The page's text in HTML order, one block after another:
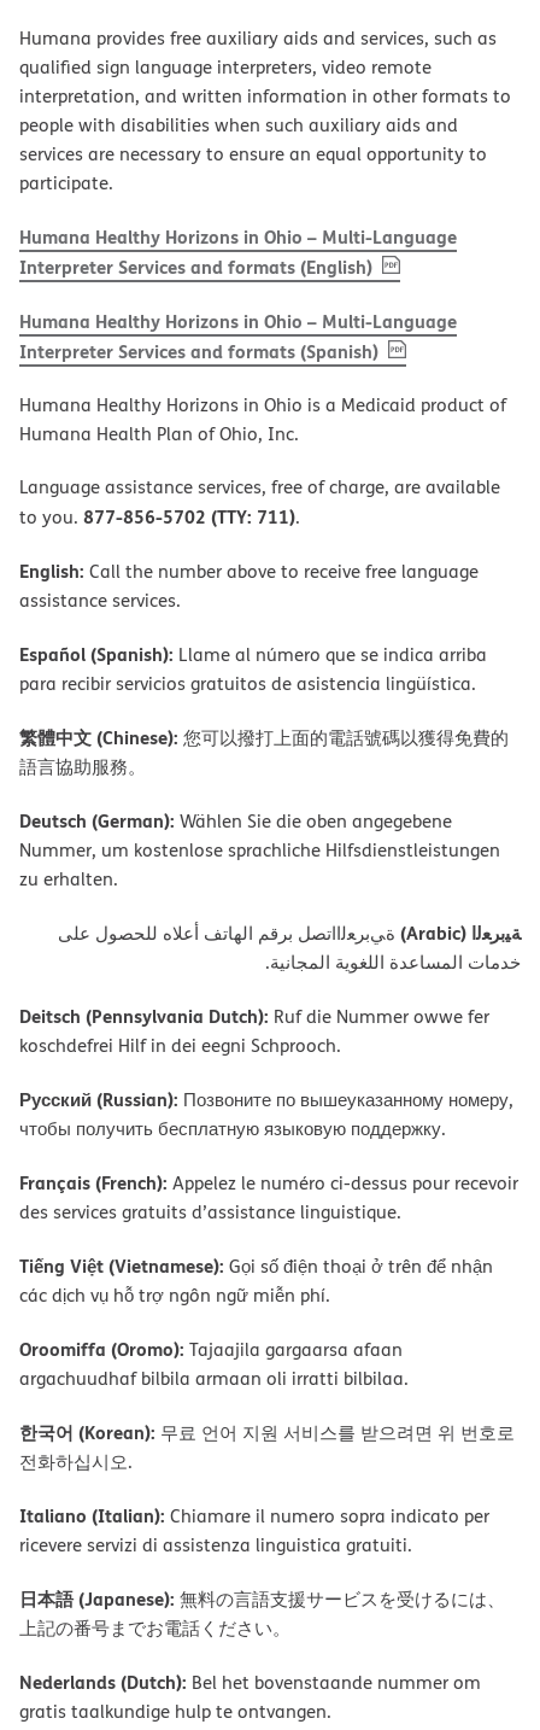
Humana provides free auxiliary aids and services, such as
qualified sign language interpreters, video remote
interpretation, and written information in other formats to
people with disabilities when such auxiliary aids and
services are necessary to ensure an equal opportunity to
participate.
Humana Healthy Horizons in Ohio – Multi-Language
Interpreter Services and formats (English), PDF(opens in new
Humana Healthy Horizons in Ohio – Multi-Language
Interpreter Services and formats (Spanish), PDF(opens in new
Humana Healthy Horizons in Ohio is a Medicaid product of
Humana Health Plan of Ohio, Inc.
Language assistance services, free of charge, are available
to you. 877-856-5702 (TTY: 711).
English: Call the number above to receive free language
assistance services.
Español (Spanish): Llame al número que se indica arriba
para recibir servicios gratuitos de asistencia lingüística.
繁體中文 (Chinese): 您可以撥打上面的電話號碼以獲得免費的
語言協助服務。
Deutsch (German): Wählen Sie die oben angegebene
Nummer, um kostenlose sprachliche Hilfsdienstleistungen
zu erhalten.
ﺔﯿﺑﺮﻌﻟا (Arabic)
ةﻲﺑﺮﻌﻟااﺗﺼﻞ ﺑﺮﻗﻢ اﻟﮭﺎﺗﻒ أﻋﻼه ﻟﻠﺤﺼﻮل ﻋﻠﻰ
ﺧﺪﻣﺎت اﻟﻤﺴﺎﻋﺪة اﻟﻠﻐﻮﯾﺔ اﻟﻤﺠﺎﻧﯿﺔ.
Deitsch (Pennsylvania Dutch): Ruf die Nummer owwe fer
koschdefrei Hilf in dei eegni Schprooch.
Русский (Russian): Позвоните по вышеуказанному номеру,
чтобы получить бесплатную языковую поддержку.
Français (French): Appelez le numéro ci-dessus pour recevoir
des services gratuits d’assistance linguistique.
Tiếng Việt (Vietnamese): Gọi số điện thoại ở trên để nhận
các dịch vụ hỗ trợ ngôn ngữ miễn phí.
Oroomiffa (Oromo): Tajaajila gargaarsa afaan
argachuudhaf bilbila armaan oli irratti bilbilaa.
한국어 (Korean): 무료 언어 지원 서비스를 받으려면 위 번호로
전화하십시오.
Italiano (Italian): Chiamare il numero sopra indicato per
ricevere servizi di assistenza linguistica gratuiti.
日本語 (Japanese): 無料の言語支援サービスを受けるには、
上記の番号までお電話ください。
Nederlands (Dutch): Bel het bovenstaande nummer om
gratis taalkundige hulp te ontvangen.